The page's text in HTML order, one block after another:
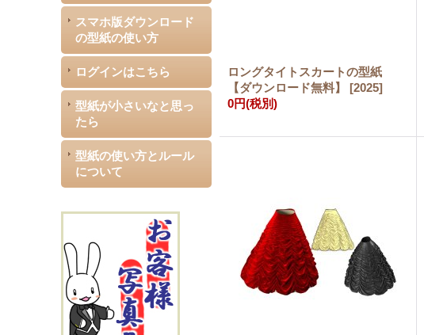
スマホ版ダウンロード
の型紙の使い方
ログインはこちら
型紙が小さいなと思っ
たら
型紙の使い方とルール
について
ロングタイトスカートの型紙
【ダウンロード無料】
[2025]
0円(税別)